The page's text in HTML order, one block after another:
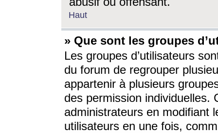
Haut
» Que sont les groupes
Les groupes d’utilisateurs
du forum de regrouper
appartenir à plusieurs
des permission individuelles.
administrateurs en modifiant
utilisateurs en une fois,